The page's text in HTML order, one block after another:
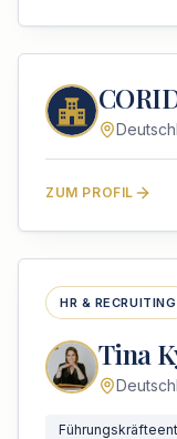
ZUM PROFIL
HR & RECRUITING
Tina